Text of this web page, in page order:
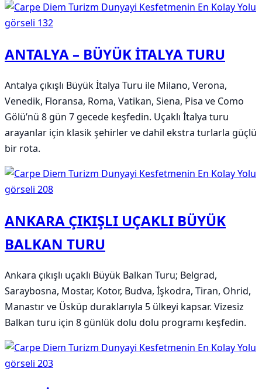
ANTALYA – BÜYÜK İTALYA TURU
Antalya çıkışlı Büyük İtalya Turu ile Milano, Verona,
Venedik, Floransa, Roma, Vatikan, Siena, Pisa ve Como
Gölü’nü 8 gün 7 gecede keşfedin. Uçaklı İtalya turu
arayanlar için klasik şehirler ve dahil ekstra turlarla güçlü
bir rota.
ANKARA ÇIKIŞLI UÇAKLI BÜYÜK
BALKAN TURU
Ankara çıkışlı uçaklı Büyük Balkan Turu; Belgrad,
Saraybosna, Mostar, Kotor, Budva, İşkodra, Tiran, Ohrid,
Manastır ve Üsküp duraklarıyla 5 ülkeyi kapsar. Vizesiz
Balkan turu için 8 günlük dolu dolu programı keşfedin.